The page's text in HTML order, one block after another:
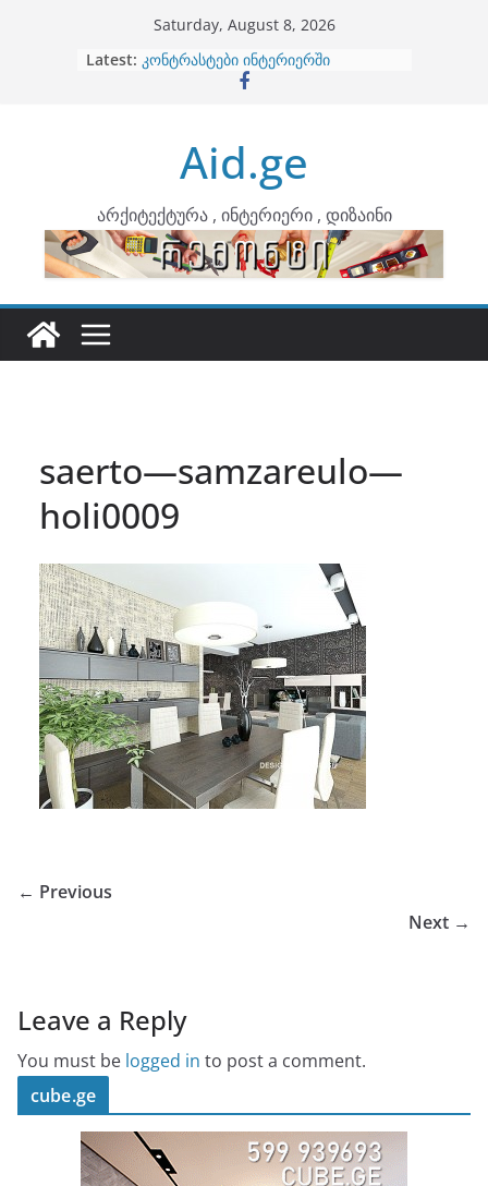
Saturday, August 8, 2026
Latest: ბინების გაერთიანება
კონტრასტები ინტერიერში
ინტერიერის დიზიანი
არტემიდი წარმოგიდგენთ
Aid.ge
არქიტექტურა , ინტერიერი , დიზაინი
saerto—samzareulo—
holi0009
← Previous
Next →
Leave a Reply
You must be logged in to post a comment.
cube.ge